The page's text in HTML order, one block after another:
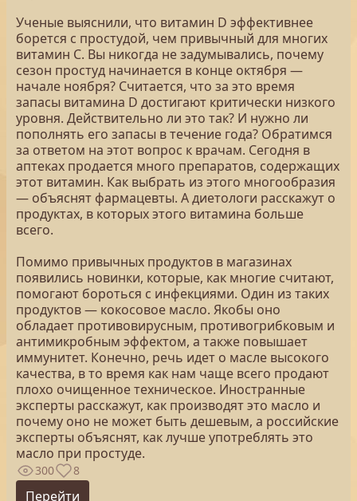
Ученые выяснили, что витамин D эффективнее
борется с простудой, чем привычный для многих
витамин С. Вы никогда не задумывались, почему
сезон простуд начинается в конце октября —
начале ноября? Считается, что за это время
запасы витамина D достигают критически низкого
уровня. Действительно ли это так? И нужно ли
пополнять его запасы в течение года? Обратимся
за ответом на этот вопрос к врачам. Сегодня в
аптеках продается много препаратов, содержащих
этот витамин. Как выбрать из этого многообразия
— объяснят фармацевты. А диетологи расскажут о
продуктах, в которых этого витамина больше
всего.
Помимо привычных продуктов в магазинах
появились новинки, которые, как многие считают,
помогают бороться с инфекциями. Один из таких
продуктов — кокосовое масло. Якобы оно
обладает противовирусным, противогрибковым и
антимикробным эффектом, а также повышает
иммунитет. Конечно, речь идет о масле высокого
качества, в то время как нам чаще всего продают
плохо очищенное техническое. Иностранные
эксперты расскажут, как производят это масло и
почему оно не может быть дешевым, а российские
эксперты объяснят, как лучше употреблять это
масло при простуде.
300 8
Перейти